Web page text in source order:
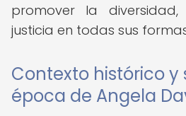
promover la
justicia en todas sus
Contexto histórico y
época de Angela